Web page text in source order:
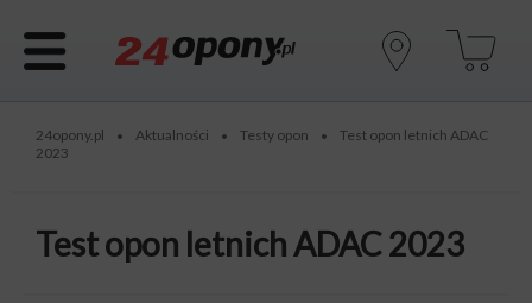
24opony.pl • Aktualności • Testy opon •
Test opon letnich ADAC
2023
Test opon letnich ADAC 2023